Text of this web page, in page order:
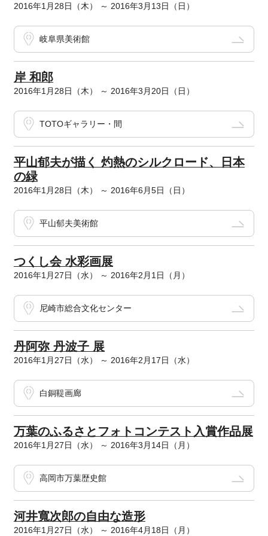
2016年1月28日（木） ～ 2016年3月13日（日）
岐阜県美術館
岸 和郎
2016年1月28日（木） ～ 2016年3月20日（日）
TOTOギャラリー・間
平山郁夫が描く 灼熱のシルクロード、日本
の緑
2016年1月28日（木） ～ 2016年6月5日（日）
平山郁夫美術館
つくし会 水彩画展
2016年1月27日（水） ～ 2016年2月1日（月）
尼崎市総合文化センター
丹阿弥 丹波子 展
2016年1月27日（水） ～ 2016年2月17日（水）
白銅鞮画廊
万葉のふるさとフォトコンテスト入賞作品展
2016年1月27日（水） ～ 2016年3月14日（月）
高岡市万葉歴史館
河井寬次郎の自由な造形
2016年1月27日（水） ～ 2016年4月18日（月）